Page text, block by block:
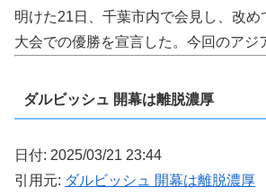
明けた21日、千葉市内で会見し、改め
大会での優勝を宣言した。今回のアジ
ダルビッシュ 開幕は離脱濃厚
日付: 2025/03/21 23:44
引用元: ダルビッシュ 開幕は離脱濃厚